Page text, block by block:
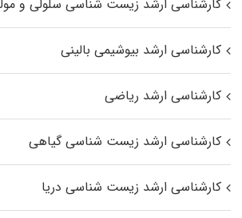
کارشناسی ارشد زیست شناسی سلولی و
کارشناسی ارشد بیوشیمی بالینی
کارشناسی ارشد ریاضی
کارشناسی ارشد زیست‌ شناسی گیاهی
کارشناسی ارشد زیست‌ شناسی دریا